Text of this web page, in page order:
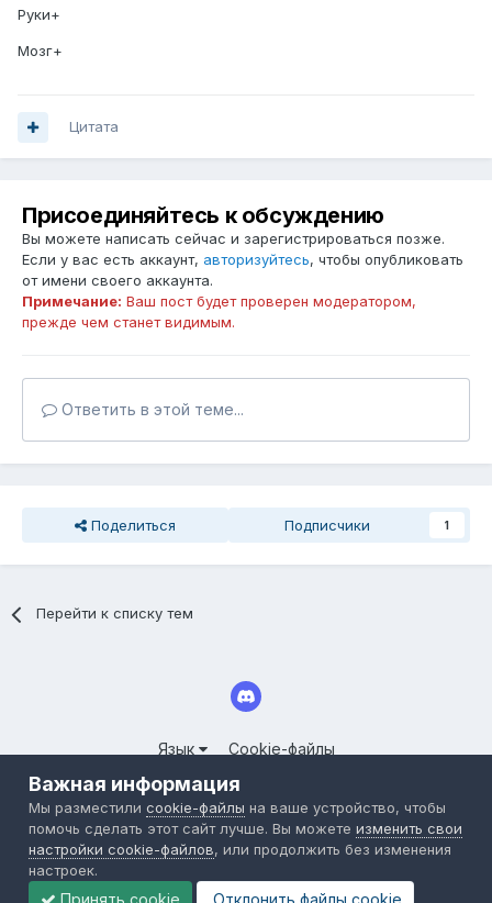
Руки+
Мозг+
Цитата
Присоединяйтесь к обсуждению
Вы можете написать сейчас и зарегистрироваться позже.
Если у вас есть аккаунт, авторизуйтесь, чтобы опубликовать
от имени своего аккаунта.
Примечание: Ваш пост будет проверен модератором,
прежде чем станет видимым.
Ответить в этой теме...
Поделиться Подписчики 1
Перейти к списку тем
Язык Cookie-файлы
© 2025 СООБЩЕСТВО СЕРВЕРОВ LINEAGE II FORUM.CLOUDY-
WORLD.RU
Powered by Invision Community
Важная информация
Мы разместилиcookie-файлы на ваше устройство, чтобы
помочь сделать этот сайт лучше. Вы можетеизменить свои
настройки cookie-файлов, или продолжить без изменения
настроек.
Принять cookie Отклонить файлы сookie